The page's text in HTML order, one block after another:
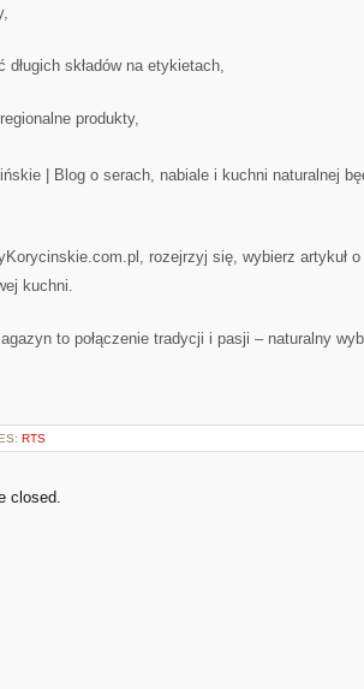
długich składów na etykietach,
produkty,
| Blog o serach, nabiale i kuchni naturalnej
rozejrzyj się, wybierz artykuł
kuchni.
to połączenie tradycji i pasji – naturalny
RTS
closed.